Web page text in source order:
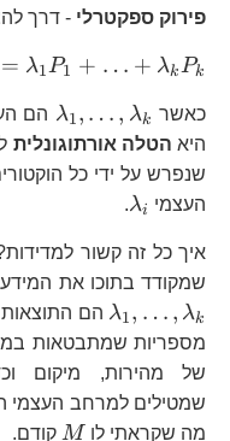
פירוק ספקטרלי - דרך
= λ1P1 + … + λkPk
כאשר λ1, … , λk הם
היא הטלה אורתוגונלית
\lambda_{i}
שנפרש על ידי כל
\mathcal{H}
העצמי
λi
.
איך כל זה קשור
\mathcal{H}
שמקודד בתוכו את
λ1, … , λk
הם
מספריות שמתבטאות
של מהירות, מיקום
שמטילים למרחב העצמי
מה שקראתי לו M קודם.